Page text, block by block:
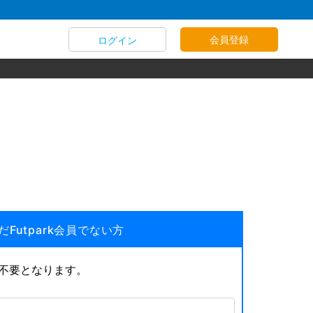
ログイン 会員登録
Futpark会員でない方
となります。